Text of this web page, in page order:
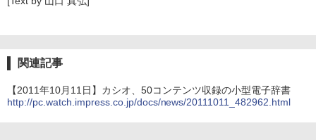
関連記事
【2011年10月11日】カシオ、50コンテンツ収録の小型電子辞書
http://pc.watch.impress.co.jp/docs/news/20111011_482962.html